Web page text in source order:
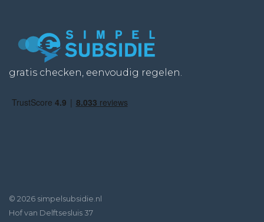
gratis checken, eenvoudig regelen.
© 2026 simpelsubsidie.nl
Hof van Delftsesluis 37